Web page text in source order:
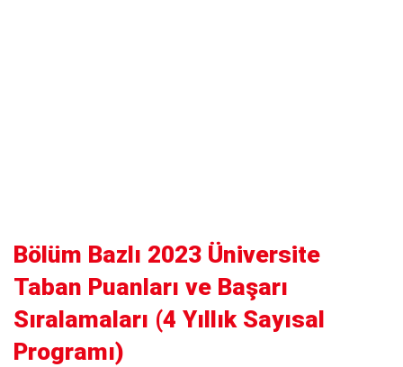
Bölüm Bazlı 2023 Üniversite
Taban Puanları ve Başarı
Sıralamaları (4 Yıllık Sayısal
Programı)